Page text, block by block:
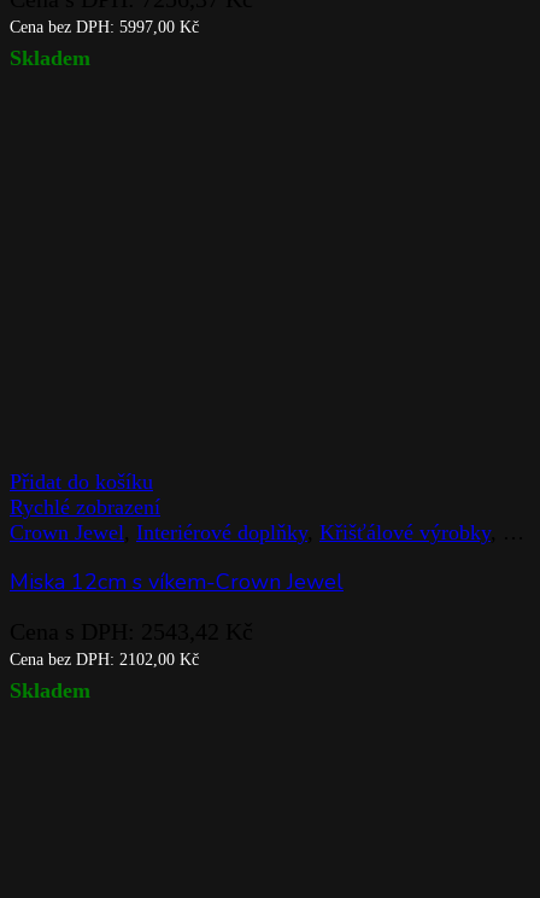
Cena bez DPH: 5997,00 Kč
Skladem
Přidat do košíku
Rychlé zobrazení
Crown Jewel Interiérové doplňky, Křišťálové výrobky,
Miska 12cm s víkem-Crown Jewel
Cena bez DPH: 2102,00 Kč
Skladem